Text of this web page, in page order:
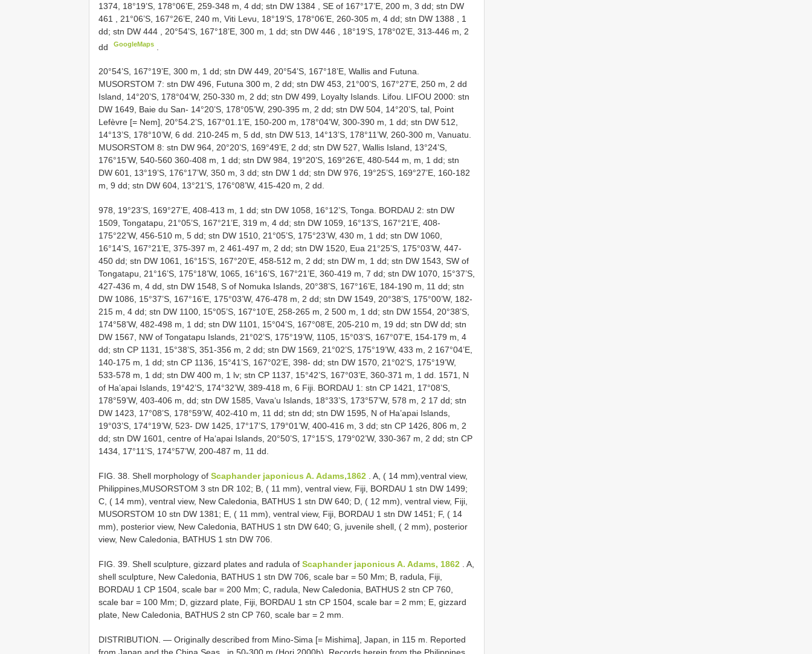
1374, 18°19’S, 178°06’E, 259-348 m, 4 dd; stn DW 1384 , SE of 167°17’E, 200 m, 3 dd; stn DW
461
, 21°06’S, 167°26’E, 240 m, Viti Levu, 18°19’S, 178°06’E, 260-305 m, 4 dd; stn DW 1388
1
dd; stn DW 444 , 20°54’S, 167°18’E, 300 m, 1 dd; stn DW 446 , 18°19’S, 178°02’E, 313-446 m, 2
dd
GoogleMaps
20°54’S, 167°19’E, 300 m, 1 dd; stn DW 449, 20°54’S, 167°18’E, Wallis and Futuna.
MUSORSTOM 7: stn DW 496, Futuna 300 m, 2 dd; stn DW 453, 21°00’S, 167°27’E, 250 m, 2 dd
Island, 14°20’S, 178°04’W, 250-330 m, 2 dd; stn DW 499, Loyalty Islands. Lifou. LIFOU 2000: stn
DW 1649, Baie du San- 14°20’S, 178°05’W, 290-395 m, 2 dd; stn DW 504, 14°20’S, tal, Point
Lefèvre [= Nem], 20°54.2’S, 167°01.1’E, 150-200 m, 178°04’W, 300-390 m, 1 dd; stn DW 512,
14°13’S, 178°10’W, 6 dd. 210-245 m, 5 dd, stn DW 513, 14°13’S, 178°11’W, 260-300 m, Vanuatu.
MUSORSTOM 8: stn DW 964, 20°20’S, 169°49’E, 2 dd; stn DW 527, Wallis Island, 13°24’S,
176°15’W, 540-560 360-408 m, 1 dd; stn DW 984, 19°20’S, 169°26’E, 480-544 m, m, 1 dd; stn
DW 601, 13°19’S, 176°17’W, 350 m, 3 dd; stn DW 1 dd; stn DW 976, 19°25’S, 169°27’E, 160-182
m, 9 dd; stn DW 604, 13°21’S, 176°08’W, 415-420 m, 2 dd.
978, 19°23’S, 169°27’E, 408-413 m, 1 dd; stn DW 1058, 16°12’S, Tonga. BORDAU 2: stn DW
1509, Tongatapu, 21°05’S, 167°21’E, 319 m, 4 dd; stn DW 1059, 16°13’S, 167°21’E, 408-
175°22’W, 456-510 m, 5 dd; stn DW 1510, 21°05’S, 175°23’W, 430 m, 1 dd; stn DW 1060,
16°14’S, 167°21’E, 375-397 m, 2 461-497 m, 2 dd; stn DW 1520, Eua 21°25’S, 175°03’W, 447-
450 dd; stn DW 1061, 16°15’S, 167°20’E, 458-512 m, 2 dd; stn DW m, 1 dd; stn DW 1543, SW of
Tongatapu, 21°16’S, 175°18’W, 1065, 16°16’S, 167°21’E, 360-419 m, 7 dd; stn DW 1070, 15°37’S,
427-436 m, 4 dd, stn DW 1548, S of Nomuka Islands, 20°38’S, 167°16’E, 184-190 m, 11 dd; stn
DW 1086, 15°37’S, 167°16’E, 175°03’W, 476-478 m, 2 dd; stn DW 1549, 20°38’S, 175°00’W, 182-
215 m, 4 dd; stn DW 1100, 15°05’S, 167°10’E, 258-265 m, 2 500 m, 1 dd; stn DW 1554, 20°38’S,
174°58’W, 482-498 m, 1 dd; stn DW 1101, 15°04’S, 167°08’E, 205-210 m, 19 dd; stn DW dd; stn
DW 1567, NW of Tongatapu Islands, 21°02’S, 175°19’W, 1105, 15°03’S, 167°07’E, 154-179 m, 4
dd; stn CP 1131, 15°38’S, 351-356 m, 2 dd; stn DW 1569, 21°02’S, 175°19’W, 433 m, 2 167°04’E,
140-175 m, 1 dd; stn CP 1136, 15°41’S, 167°02’E, 398- dd; stn DW 1570, 21°02’S, 175°19’W,
533-578 m, 1 dd; stn DW 400 m, 1 lv; stn CP 1137, 15°42’S, 167°03’E, 360-371 m, 1 dd. 1571, N
of Ha’apai Islands, 19°42’S, 174°32’W, 389-418 m, 6 Fiji. BORDAU 1: stn CP 1421, 17°08’S,
178°59’W, 403-406 m, dd; stn DW 1585, Vava‘u Islands, 18°33’S, 173°57’W, 578 m, 2 17 dd; stn
DW 1423, 17°08’S, 178°59’W, 402-410 m, 11 dd; stn dd; stn DW 1595, N of Ha’apai Islands,
19°03’S, 174°19’W, 523- DW 1425, 17°17’S, 179°01’W, 400-416 m, 3 dd; stn CP 1426, 806 m, 2
dd; stn DW 1601, centre of Ha‘apai Islands, 20°50’S, 17°15’S, 179°02’W, 330-367 m, 2 dd; stn CP
1434, 17°11’S, 174°57’W, 200-487 m, 11 dd.
FIG. 38. Shell morphology of Scaphander japonicus A. Adams,1862 . A, ( 14 mm),ventral view,
Philippines,MUSORSTOM 3 stn DR 102; B, ( 11 mm), ventral view, Fiji, BORDAU 1 stn DW 1499;
C, ( 14 mm), ventral view, New Caledonia, BATHUS 1 stn DW 640; D, ( 12 mm), ventral view, Fiji,
MUSORSTOM 10 stn DW 1381; E, ( 11 mm), ventral view, Fiji, BORDAU 1 stn DW 1451; F, ( 14
mm), posterior view, New Caledonia, BATHUS 1 stn DW 640; G, juvenile shell, ( 2 mm), posterior
view, New Caledonia, BATHUS 1 stn DW 706.
FIG. 39. Shell sculpture, gizzard plates and radula of Scaphander japonicus A. Adams, 1862 . A,
shell sculpture, New Caledonia, BATHUS 1 stn DW 706, scale bar = 50 Μm; B, radula, Fiji,
BORDAU 1 CP 1504, scale bar = 200 Μm; C, radula, New Caledonia, BATHUS 2 stn CP 760,
scale bar = 100 Μm; D, gizzard plate, Fiji, BORDAU 1 stn CP 1504, scale bar = 2 mm; E, gizzard
plate, New Caledonia, BATHUS 2 stn CP 760, scale bar = 2 mm.
DISTRIBUTION. — Originally described from Mino-Sima [= Mishima], Japan, in 115 m. Reported